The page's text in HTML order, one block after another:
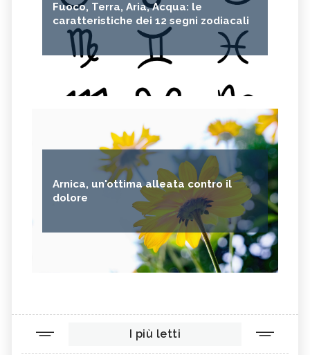
Fuoco, Terra, Aria, Acqua: le
caratteristiche dei 12 segni zodiacali
Arnica, un'ottima alleata contro il
dolore
I più letti